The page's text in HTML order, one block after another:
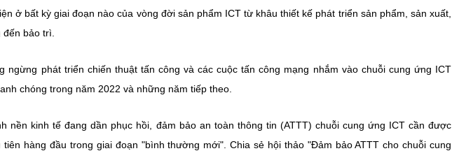
ở bất kỳ giai đoạn nào của vòng đời sản phẩm ICT từ khâu thiết kế phát triển sản phẩm, sản xuất,
bảo trì.
ngừng phát triển chiến thuật tấn công và các cuộc tấn công mạng nhắm vào chuỗi cung ứng ICT
chóng trong năm 2022 và những năm tiếp theo.
nền kinh tế đang dần phục hồi, đảm bảo an toàn thông tin (ATTT) chuỗi cung ứng ICT cần được
hàng đầu trong giai đoạn "bình thường mới". Chia sẻ hội thảo "Đảm bảo ATTT cho chuỗi cung